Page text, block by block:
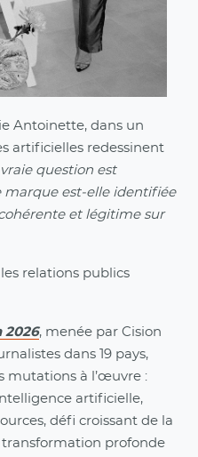
Antoinette, dans un
artificielles redessinent
vraie question est
marque est‑elle identifiée
et légitime sur
relations publics
2026, menée par Cision
dans 19 pays,
mutations à l’œuvre :
artificielle,
défi croissant de la
profonde